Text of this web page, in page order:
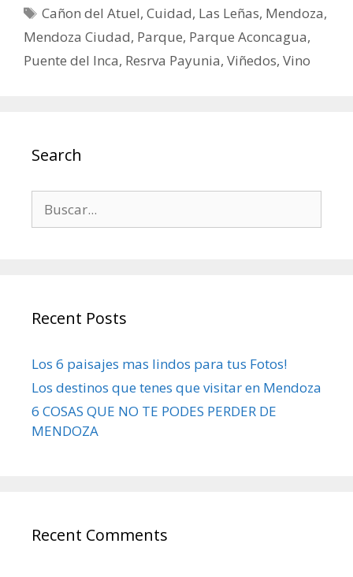
Cañon del Atuel,Cuidad, Las Leñas, Mendoza,
Mendoza Ciudad, Parque, Parque Aconcagua,
Puente del Inca, Resrva Payunia, Viñedos, Vino
Search
Recent Posts
Los 6 paisajes mas lindos para tus Fotos!
Los destinos que tenes que visitar en Mendoza
6 COSAS QUE NO TE PODES PERDER DE
MENDOZA
Recent Comments